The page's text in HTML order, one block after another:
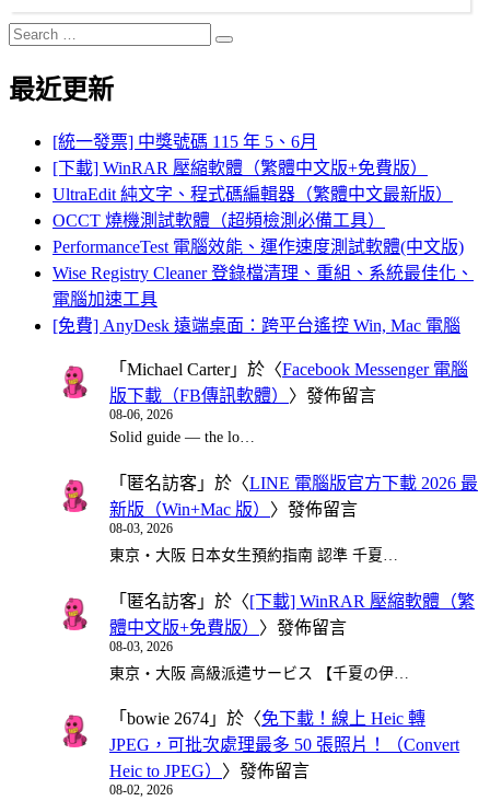
Search
for:
Search
最近更新
[統一發票] 中獎號碼 115 年 5、6月
[下載] WinRAR 壓縮軟體（繁體中文版+免費版）
UltraEdit 純文字、程式碼編輯器（繁體中文最新版）
OCCT 燒機測試軟體（超頻檢測必備工具）
PerformanceTest 電腦效能、運作速度測試軟體(中文版)
Wise Registry Cleaner 登錄檔清理、重組、系統最佳化、
電腦加速工具
[免費] AnyDesk 遠端桌面：跨平台遙控 Win, Mac 電腦
「 Michael Carter」於〈Facebook Messenger 電腦
版下載（FB傳訊軟體） 〉發佈留言
08-06, 2026
Solid guide — the lo…
「 匿名訪客 」於〈LINE 電腦版官方下載 2026 最
新版（Win+Mac 版） 〉發佈留言
08-03, 2026
東京・大阪 日本女生預約指南 認準 千夏…
「 匿名訪客 」於〈[下載] WinRAR 壓縮軟體（繁
體中文版+免費版） 〉發佈留言
08-03, 2026
東京・大阪 高級派遣サービス 【千夏の伊…
「 bowie 2674 」於〈免下載！線上 Heic 轉
JPEG，可批次處理最多 50 張照片！（Convert
Heic to JPEG） 〉發佈留言
08-02, 2026